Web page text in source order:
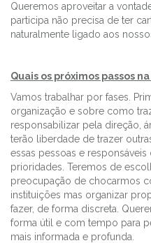
Queremos aproveitar a
participa não precisa de ter
naturalmente ligado aos
Quais os próximos passos
Vamos trabalhar por fases.
organização e sobre como
responsabilizar pela direção,
terão liberdade de trazer
essas pessoas e
prioridades. Teremos de
preocupação de chocarmos
instituições mas organizar
fazer, de forma discreta.
forma útil e com tempo para
mais informada e profunda.